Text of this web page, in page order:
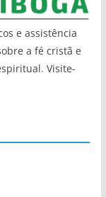
e assistência
a fé cristã e
Visite-